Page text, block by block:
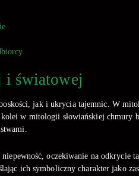
i światowej
jak i ukrycia tajemnic. W
w mitologii słowiańskiej chmury
oczekiwanie na odkrycie
ich symboliczny charakter jako